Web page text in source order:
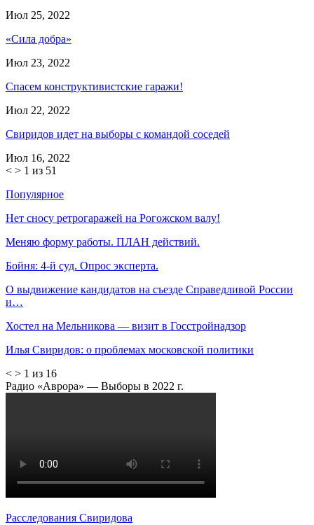
Июл 25, 2022
«Сила добра»
Июл 23, 2022
Спасем конструктивистские гаражи!
Июл 22, 2022
Свиридов идет на выборы с командой соседей
Июл 16, 2022
< > 1 из 51
Популярное
Нет сносу ретрогаражей на Рогожском валу!
Меняю форму работы. ПЛАН действий.
Бойня: 4-й суд. Опрос эксперта.
О выдвижение кандидатов на съезде Справедливой России
и…
Хостел на Мельникова — визит в Госстройнадзор
Илья Свиридов: о проблемах московской политики
< > 1 из 16
Радио «Аврора» — Выборы в 2022 г.
Расследования Свиридова